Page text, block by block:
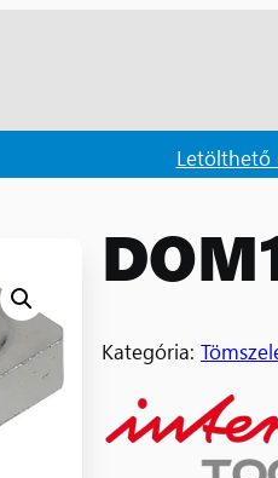
Letölthető
Kategória: